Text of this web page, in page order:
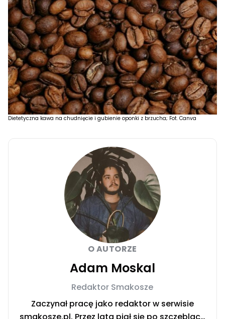
Dietetyczna kawa na chudnięcie i gubienie oponki z brzucha; Fot. Canva
O AUTORZE
Adam Moskal
Redaktor Smakosze
Zaczynał pracę jako redaktor w serwisie